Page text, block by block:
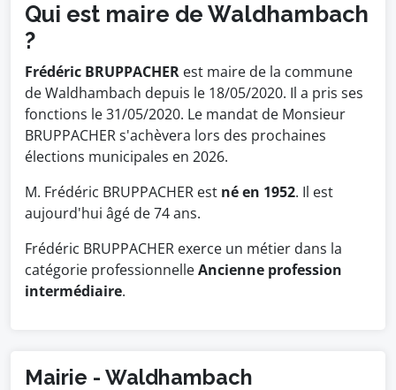
Qui est maire de Waldhambach
?
Frédéric BRUPPACHER est maire de la commune
de Waldhambach depuis le 18/05/2020. Il a pris ses
fonctions le 31/05/2020. Le mandat de Monsieur
BRUPPACHER s'achèvera lors des prochaines
élections municipales en 2026.
M. Frédéric BRUPPACHER est né en 1952. Il est
aujourd'hui âgé de 74 ans.
Frédéric BRUPPACHER exerce un métier dans la
catégorie professionnelleAncienne profession
intermédiaire.
Mairie - Waldhambach